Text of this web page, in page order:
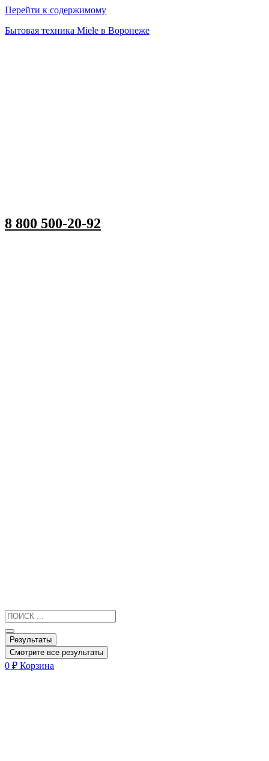
Перейти к содержимому
Бытовая техника Miele в Воронеже
8 800 500-20-92
Результаты
Смотрите все результаты
0 ₽ Корзина